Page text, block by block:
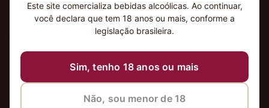
Este site comercializa bebidas alcoólicas. Ao continuar,
você declara que tem 18 anos ou mais, conforme a
legislação brasileira.
Sim, tenho 18 anos ou mais
Não, sou menor de 18